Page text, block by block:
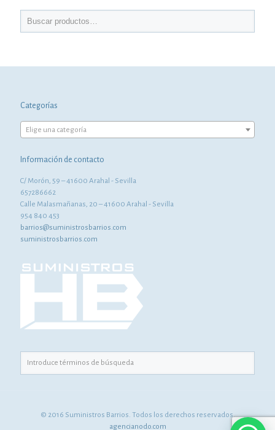
Categorías
Elige una categoría
Información de contacto
C/ Morón, 59 – 41600 Arahal - Sevilla
657286662
Calle Malasmañanas, 20 – 41600 Arahal - Sevilla
954 840 453
barrios@suministrosbarrios.com
suministrosbarrios.com
© 2016 Suministros Barrios. Todos los derechos reservados.
agencianodo.com